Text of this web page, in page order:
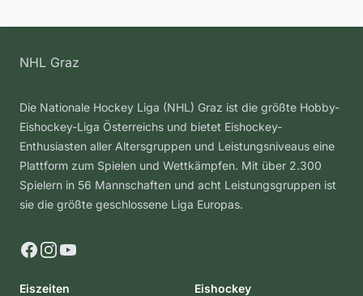
NHL Graz
Die Nationale Hockey Liga (NHL) Graz ist die größte Hobby-
Eishockey-Liga Österreichs und bietet Eishockey-
Enthusiasten aller Altersgruppen und Leistungsniveaus eine
Plattform zum Spielen und Wettkämpfen. Mit über 2.300
Spielern in 56 Mannschaften und acht Leistungsgruppen ist
sie die größte geschlossene Liga Europas.
Facebook
Instagram
YouTube
Eiszeiten Eishockey